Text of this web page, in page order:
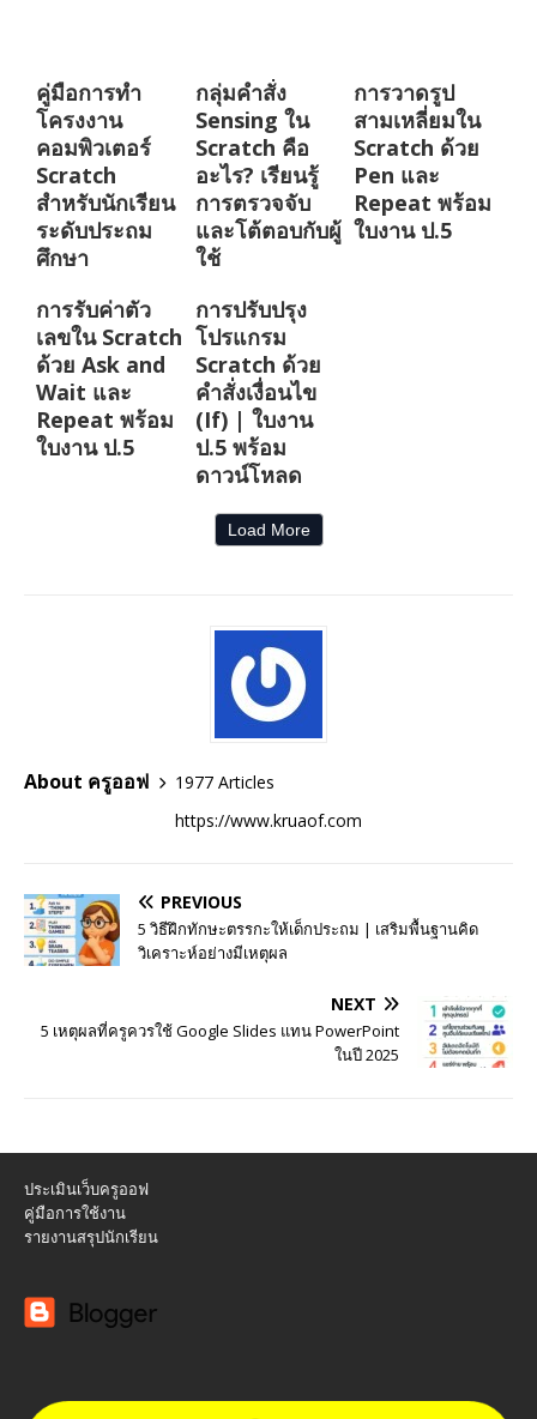
คู่มือการทำ
โครงงาน
คอมพิวเตอร์
Scratch
สำหรับนักเรียน
ระดับประถม
ศึกษา
กลุ่มคำสั่ง
Sensing ใน
Scratch คือ
อะไร? เรียนรู้
การตรวจจับ
และโต้ตอบกับผู้
ใช้
การวาดรูป
สามเหลี่ยมใน
Scratch ด้วย
Pen และ
Repeat พร้อม
ใบงาน ป.5
การรับค่าตัว
เลขใน Scratch
ด้วย Ask and
Wait และ
Repeat พร้อม
ใบงาน ป.5
การปรับปรุง
โปรแกรม
Scratch ด้วย
คำสั่งเงื่อนไข
(If) | ใบงาน
ป.5 พร้อม
ดาวน์โหลด
Load More
About ครูออฟ
1977 Articles
https://www.kruaof.com
PREVIOUS
5 วิธีฝึกทักษะตรรกะให้เด็กประถม | เสริมพื้นฐานคิด
วิเคราะห์อย่างมีเหตุผล
NEXT
5 เหตุผลที่ครูควรใช้ Google Slides แทน PowerPoint
ในปี 2025
ประเมินเว็บครูออฟ
คู่มือการใช้งาน
รายงานสรุปนักเรียน